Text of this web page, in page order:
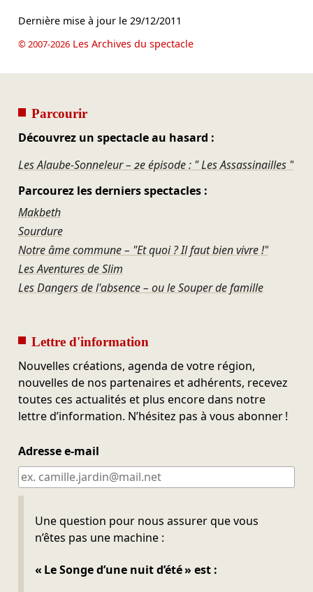
Dernière mise à jour le 29/12/2011
© 2007-2026Les Archives du spectacle
Parcourir
Découvrez un spectacle au hasard :
Les Alaube-Sonneleur – 2e épisode : " Les Assassinailles "
Parcourez les derniers spectacles :
Makbeth
Sourdure
Notre âme commune – "Et quoi ? Il faut bien vivre !"
Les Aventures de Slim
Les Dangers de l'absence – ou le Souper de famille
Lettre d'information
Nouvelles créations, agenda de votre région,
nouvelles de nos partenaires et adhérents, recevez
toutes ces actualités et plus encore dans notre
lettre d’information. N’hésitez pas à vous abonner !
Adresse e-mail
Une question pour nous assurer que vous
n’êtes pas une machine :
« Le Songe d’une nuit d’été » est :
Ne pas remplir